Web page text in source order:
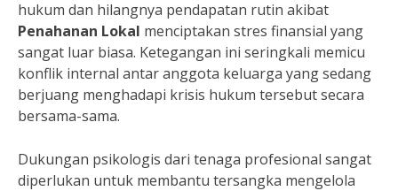
hukum dan hilangnya pendapatan rutin akibat
Penahanan Lokal menciptakan stres finansial yang
sangat luar biasa. Ketegangan ini seringkali memicu
konflik internal antar anggota keluarga yang sedang
berjuang menghadapi krisis hukum tersebut secara
bersama-sama.
Dukungan psikologis dari tenaga profesional sangat
diperlukan untuk membantu tersangka mengelola